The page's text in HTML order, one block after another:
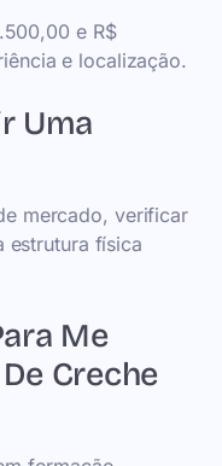
e R$
e localização.
Uma
mercado, verificar
estrutura física
Me
Creche